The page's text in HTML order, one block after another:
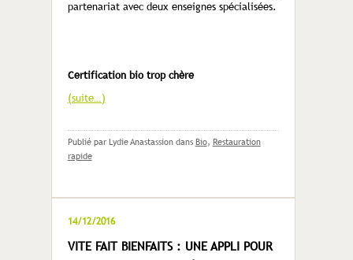
partenariat avec deux enseignes spécialisées.
Certification bio trop chère
(suite…)
Publié par Lydie Anastassion dans Bio, Restauration
rapide
14/12/2016
VITE FAIT BIENFAITS : UNE APPLI POUR